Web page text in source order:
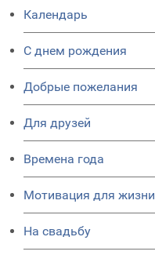
Календарь
C днем рождения
Добрые пожелания
Для друзей
Времена года
Мотивация для жизни
На свадьбу